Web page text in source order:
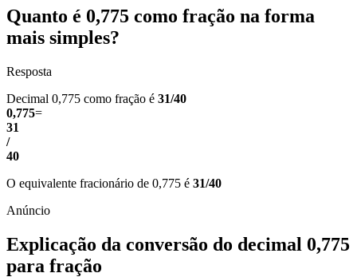
Quanto é 0,775 como fração na forma
mais simples?
Resposta
Decimal 0,775 como fração é 31/40
0,775=
31
/
40
O equivalente fracionário de 0,775 é 31/40
Explicação da conversão do decimal 0,775
para fração